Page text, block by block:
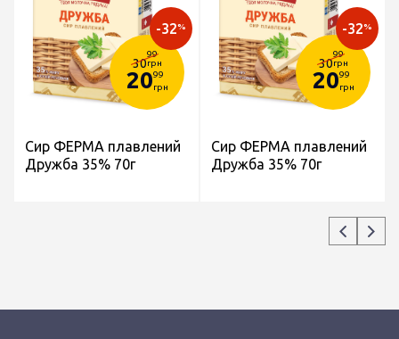
30
99
грн
2099
грн
-32%
Сир ФЕРМА плавлений
Дружба 35% 70г
30
99
грн
2099
грн
-32%
Сир ФЕРМА плавлений
Дружба 35% 70г